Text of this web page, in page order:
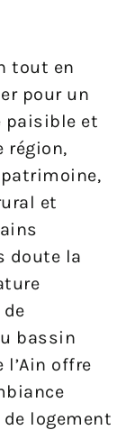
tout en
pour un
paisible et
région,
et
doute la
bassin
l’Ain offre
logement